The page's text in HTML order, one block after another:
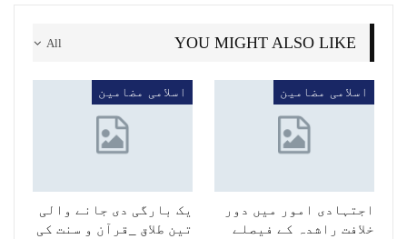
All YOU MIGHT ALSO LIKE
اسلامی مضامین
اجتہادی امور میں دور
خلافت راشدہ کے فیصلے
اسلامی مضامین
یک بارگی دی جانے والی
تین طلاق _قرآن و سنت کی